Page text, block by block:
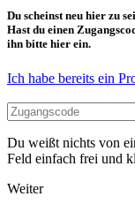
Du scheinst neu hier zu
Hast du einen
ihn bitte hier ein.
Ich habe bereits ein
Du weißt nichts von
Feld einfach frei und
Weiter